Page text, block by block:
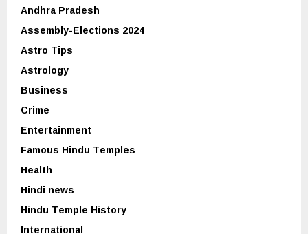
Andhra Pradesh
Assembly-Elections 2024
Astro Tips
Astrology
Business
Crime
Entertainment
Famous Hindu Temples
Health
Hindi news
Hindu Temple History
International